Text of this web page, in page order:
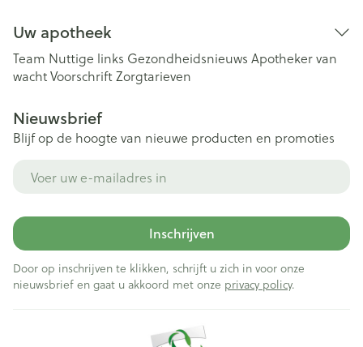
Uw apotheek
Team Nuttige links Gezondheidsnieuws Apotheker van
wachtVoorschriftZorgtarieven
Nieuwsbrief
Blijf op de hoogte van nieuwe producten en promoties
Inschrijven
Door op inschrijven te klikken, schrijft u zich in voor onze
nieuwsbrief en gaat u akkoord met onze privacy policy.